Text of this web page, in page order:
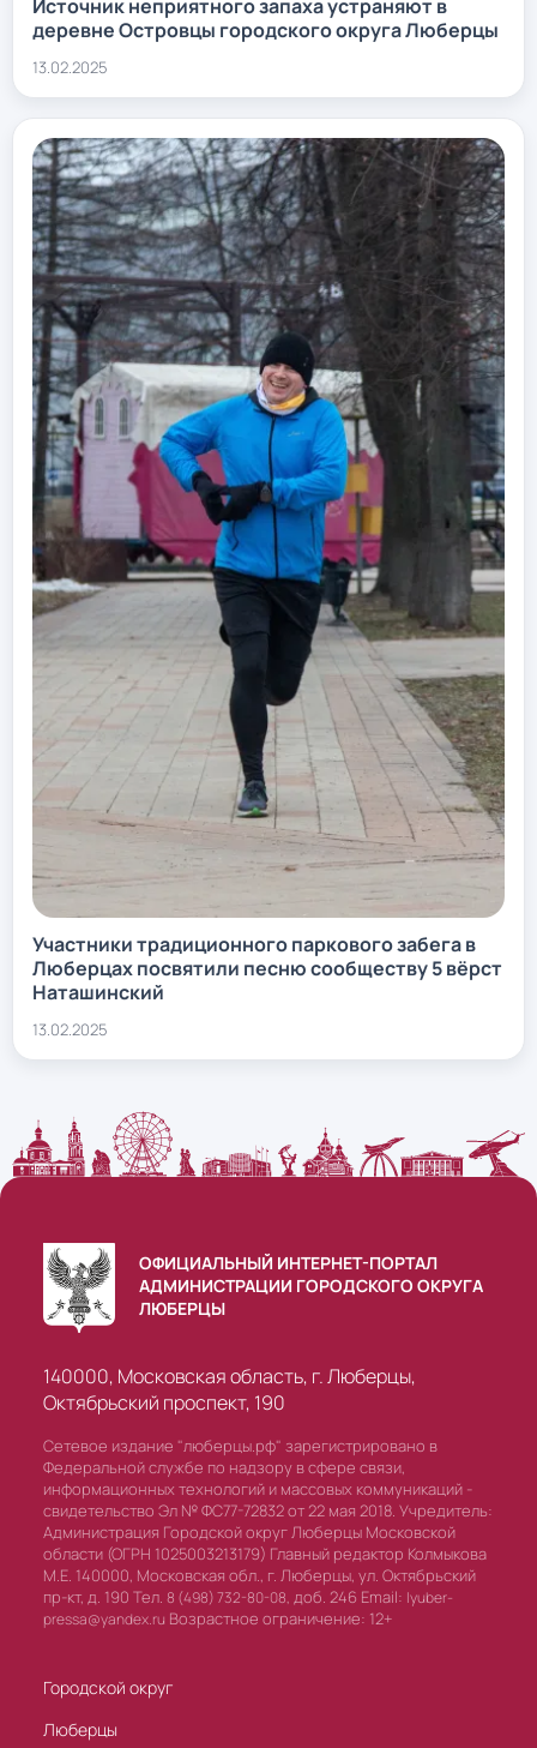
Источник неприятного запаха устраняют в
деревне Островцы городского округа Люберцы
13.02.2025
Участники традиционного паркового забега в
Люберцах посвятили песню сообществу 5 вёрст
Наташинский
13.02.2025
ОФИЦИАЛЬНЫЙ ИНТЕРНЕТ-ПОРТАЛ
АДМИНИСТРАЦИИ ГОРОДСКОГО ОКРУГА
ЛЮБЕРЦЫ
140000, Московская область, г. Люберцы,
Октябрьский проспект, 190
Сетевое издание "люберцы.рф" зарегистрировано в
Федеральной службе по надзору в сфере связи,
информационных технологий и массовых коммуникаций -
свидетельство Эл № ФС77-72832 от 22 мая 2018. Учредитель:
Администрация Городской округ Люберцы Московской
области (ОГРН 1025003213179) Главный редактор Колмыкова
М.Е. 140000, Московская обл., г. Люберцы, ул. Октябрьский
пр-кт, д. 190 Тел. 8 (498) 732-80-08, доб. 246 Email: lyuber-
pressa@yandex.ru Возрастное ограничение: 12+
Городской округ
Люберцы